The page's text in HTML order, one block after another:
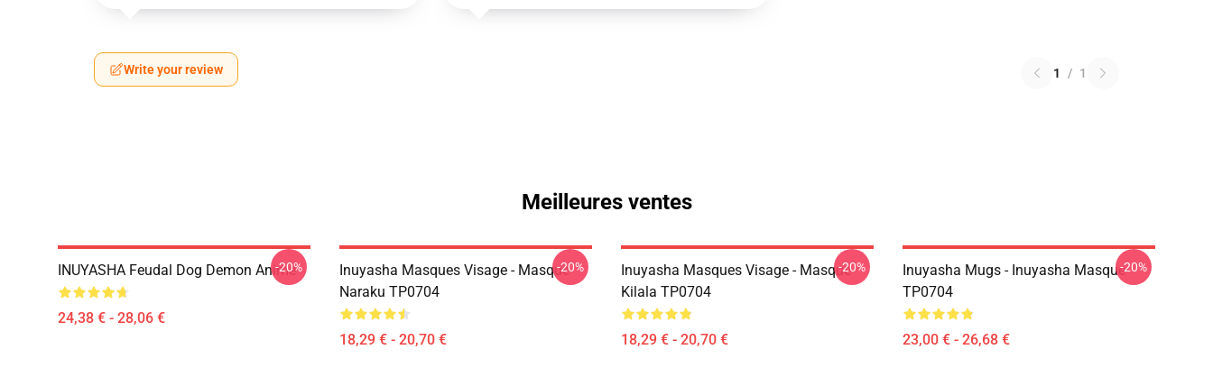
Write your review 1 / 1
Meilleures ventes
INUYASHA Feudal Dog Demon Anime
24,38 € - 28,06 €
-20%
Inuyasha Masques Visage - Masque
Naraku TP0704
18,29 € - 20,70 €
-20%
Inuyasha Masques Visage - Masque
Kilala TP0704
18,29 € - 20,70 €
-20%
Inuyasha Mugs - Inuyasha Masque
TP0704
23,00 € - 26,68 €
-20%